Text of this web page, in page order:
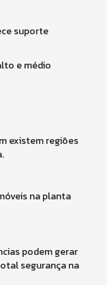
suporte
e médio
existem regiões
na planta
podem gerar
segurança na